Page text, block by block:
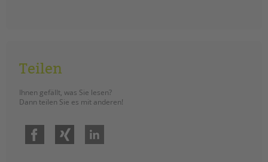
Teilen
Ihnen gefällt, was Sie lesen?
Dann teilen Sie es mit anderen!
Facebook